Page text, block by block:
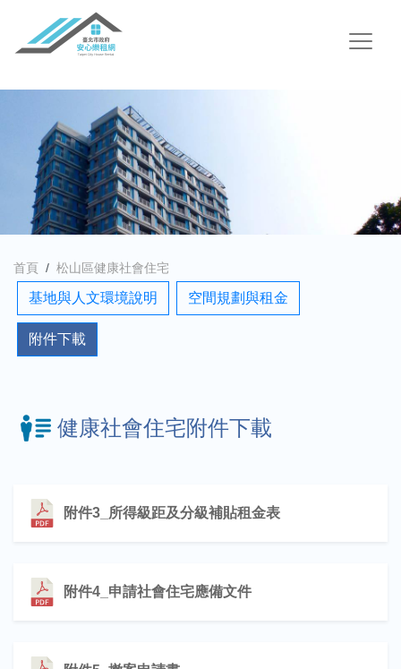
首頁 松山區健康社會住宅
基地與人文環境說明 空間規劃與租金
附件下載
健康社會住宅附件下載
附件3_所得級距及分級補貼租金表
附件4_申請社會住宅應備文件